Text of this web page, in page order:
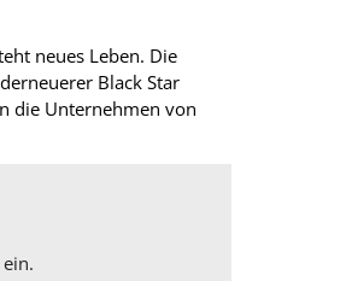
neues Leben. Die
Black Star
die Unternehmen von